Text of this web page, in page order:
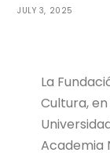
JULY 3, 2025
La
Cultura,
Academia